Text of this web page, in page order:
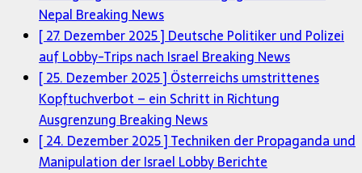
Nepal Breaking News
[ 27. Dezember 2025 ] Deutsche Politiker und Polizei
auf Lobby-Trips nach Israel Breaking News
[ 25. Dezember 2025 ] Österreichs umstrittenes
Kopftuchverbot – ein Schritt in Richtung
Ausgrenzung Breaking News
[ 24. Dezember 2025 ]Techniken der Propaganda und
Manipulation der Israel LobbyBerichte